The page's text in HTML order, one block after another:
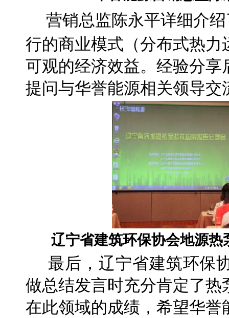
营销总监陈永平详细介绍
行的商业模式（分布式热
可观的经济效益。经验分
提问与华誉能源相关领导交
辽宁省建筑环保协会地源
最后，辽宁省建筑环保
做总结发言时充分肯定了
在此领域的成绩，希望华